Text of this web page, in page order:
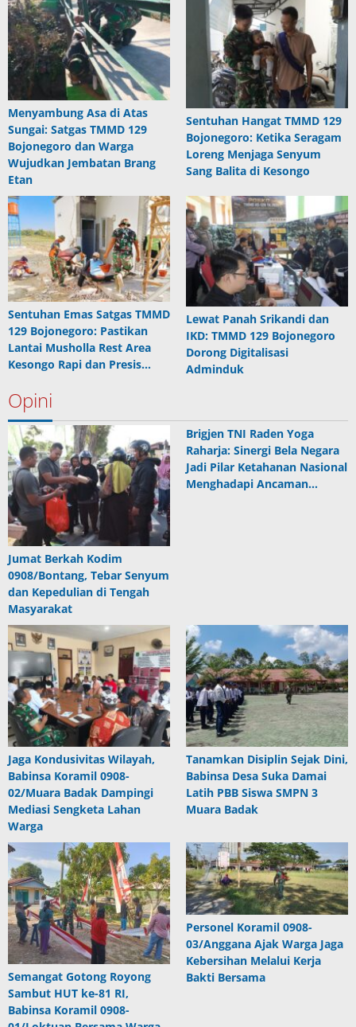
Menyambung Asa di Atas
Sungai: Satgas TMMD 129
Bojonegoro dan Warga
Wujudkan Jembatan Brang
Etan
Sentuhan Hangat TMMD 129
Bojonegoro: Ketika Seragam
Loreng Menjaga Senyum
Sang Balita di Kesongo
Sentuhan Emas Satgas TMMD
129 Bojonegoro: Pastikan
Lantai Musholla Rest Area
Kesongo Rapi dan Presis…
Lewat Panah Srikandi dan
IKD: TMMD 129 Bojonegoro
Dorong Digitalisasi
Adminduk
Opini
Jumat Berkah Kodim
0908/Bontang, Tebar Senyum
dan Kepedulian di Tengah
Masyarakat
Brigjen TNI Raden Yoga
Raharja: Sinergi Bela Negara
Jadi Pilar Ketahanan Nasional
Menghadapi Ancaman…
Jaga Kondusivitas Wilayah,
Babinsa Koramil 0908-
02/Muara Badak Dampingi
Mediasi Sengketa Lahan
Warga
Tanamkan Disiplin Sejak Dini,
Babinsa Desa Suka Damai
Latih PBB Siswa SMPN 3
Muara Badak
Semangat Gotong Royong
Sambut HUT ke-81 RI,
Babinsa Koramil 0908-
Personel Koramil 0908-
03/Anggana Ajak Warga Jaga
Kebersihan Melalui Kerja
Bakti Bersama